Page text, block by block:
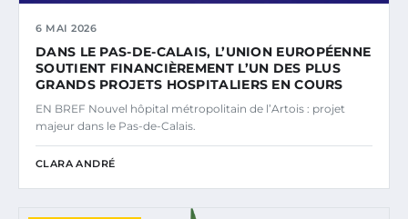
6 MAI 2026
DANS LE PAS-DE-CALAIS, L’UNION EUROPÉENNE
SOUTIENT FINANCIÈREMENT L’UN DES PLUS
GRANDS PROJETS HOSPITALIERS EN COURS
EN BREF Nouvel hôpital métropolitain de l’Artois : projet
majeur dans le Pas-de-Calais.
CLARA ANDRÉ